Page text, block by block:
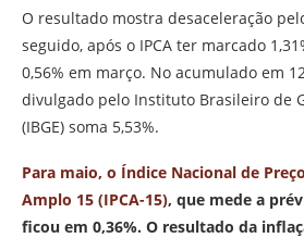
O resultado mostra desaceleração
seguido, após o IPCA ter marcado
0,56% em março. No acumulado em
divulgado pelo Instituto Brasileiro de
(IBGE) soma 5,53%.
Para maio, o Índice Nacional de
Amplo 15 (IPCA-15), que mede a
ficou em 0,36%. O resultado da